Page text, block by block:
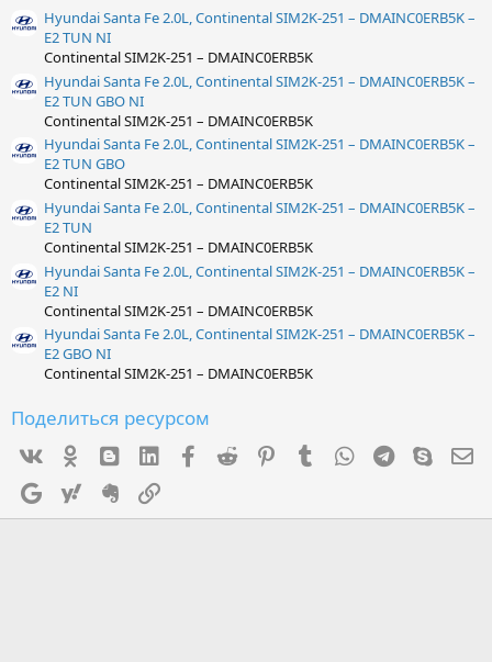
Hyundai Santa Fe 2.0L, Continental SIM2K-251 – DMAINC0ERB5K –
E2 TUN NI
Continental SIM2K-251 – DMAINC0ERB5K
Hyundai Santa Fe 2.0L, Continental SIM2K-251 – DMAINC0ERB5K –
E2 TUN GBO NI
Continental SIM2K-251 – DMAINC0ERB5K
Hyundai Santa Fe 2.0L, Continental SIM2K-251 – DMAINC0ERB5K –
E2 TUN GBO
Continental SIM2K-251 – DMAINC0ERB5K
Hyundai Santa Fe 2.0L, Continental SIM2K-251 – DMAINC0ERB5K –
E2 TUN
Continental SIM2K-251 – DMAINC0ERB5K
Hyundai Santa Fe 2.0L, Continental SIM2K-251 – DMAINC0ERB5K –
E2 NI
Continental SIM2K-251 – DMAINC0ERB5K
Hyundai Santa Fe 2.0L, Continental SIM2K-251 – DMAINC0ERB5K –
E2 GBO NI
Continental SIM2K-251 – DMAINC0ERB5K
Поделиться ресурсом
Ok mes_blogger
Linked InFacebook
Reddit PinterestTumblr WhatsAppTelegram
Skype
Google Yahoo Evernote